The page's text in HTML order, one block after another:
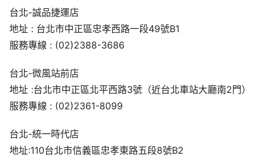
台北-誠品捷運店
地址 : 台北市中正區忠孝西路一段49號B1
服務專線 : (02)2388-3686
台北-微風站前店
地址 :台北市中正區北平西路3號（近台北車站大廳南2門）
服務專線 : (02)2361-8099
台北-統一時代店
地址:110台北市信義區忠孝東路五段8號B2